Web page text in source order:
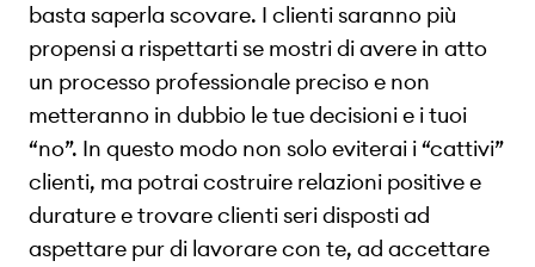
basta saperla scovare. I clienti saranno più
propensi a rispettarti se mostri di avere in atto
un processo professionale preciso e non
metteranno in dubbio le tue decisioni e i tuoi
“no”. In questo modo non solo eviterai i “cattivi”
clienti, ma potrai costruire relazioni positive e
durature e trovare clienti seri disposti ad
aspettare pur di lavorare con te, ad accettare